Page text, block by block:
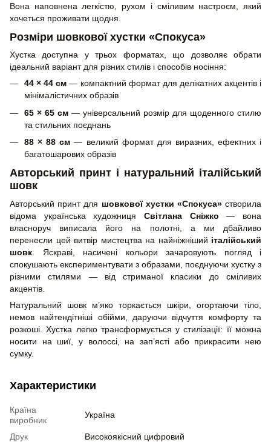
Вона наповнена легкістю, рухом і сміливим настроєм, який
хочеться проживати щодня.
Розміри шовкової хустки «Спокуса»
Хустка доступна у трьох форматах, що дозволяє обрати
ідеальний варіант для різних стилів і способів носіння:
44 × 44 см — компактний формат для делікатних акцентів і
мінімалістичних образів
65 × 65 см — універсальний розмір для щоденного стилю
та стильних поєднань
88 × 88 см — великий формат для виразних, ефектних і
багатошарових образів
Авторський принт і натуральний італійський
шовк
Авторський принт для шовкової хустки «Спокуса»створила
відома українська художниця Світлана Сніжко — вона
власноруч виписала його на полотні, а ми дбайливо
перенесли цей витвір мистецтва на найніжніший італійський
шовк . Яскраві, насичені кольори зачаровують погляд і
спокушають експериментувати з образами, поєднуючи хустку з
різними стилями — від стриманої класики до сміливих
акцентів.
Натуральний шовк м’яко торкається шкіри, огортаючи тіло,
немов найтендітніші обійми, даруючи відчуття комфорту та
розкоші. Хустка легко трансформується у стилізації: її можна
носити на шиї, у волоссі, на зап’ясті або прикрасити нею
сумку.
Характеристики
Країна
виробник
Україна
Друк
Високоякісний цифровий